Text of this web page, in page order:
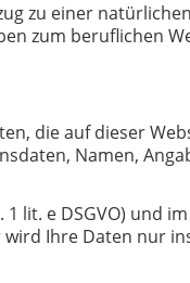
zu einer
zum beruflichen
die auf dieser
Namen,
lit. e DSGVO) und
Ihre Daten nur